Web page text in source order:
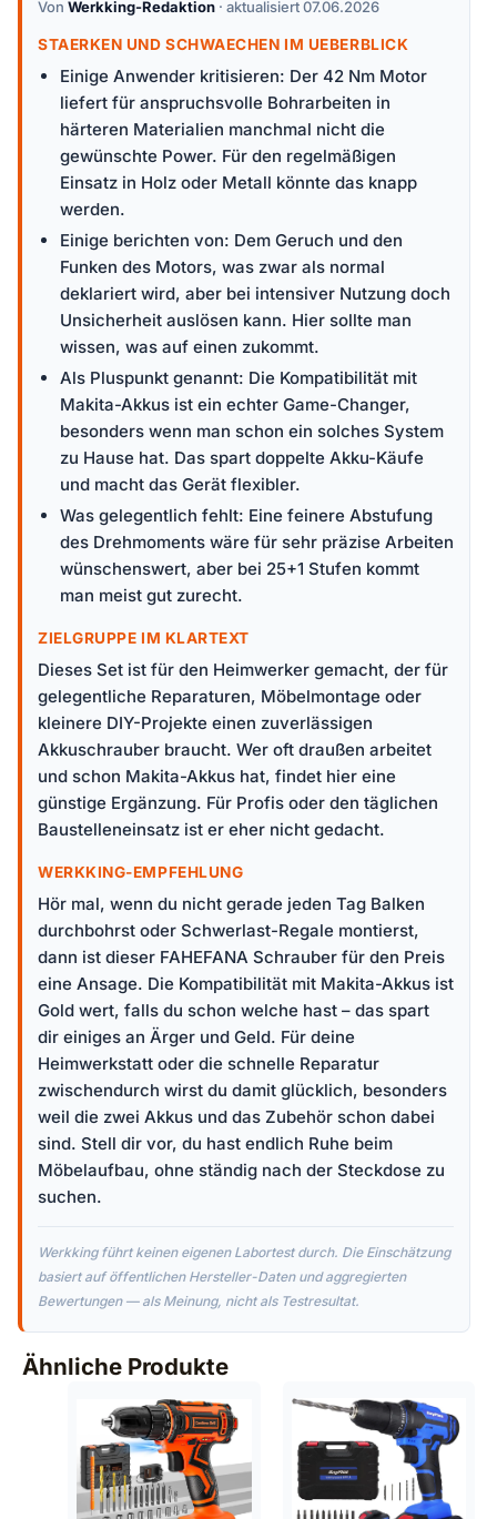
Von Werkking-Redaktion · aktualisiert 07.06.2026
STAERKEN UND SCHWAECHEN IM UEBERBLICK
Einige Anwender kritisieren: Der 42 Nm Motor
liefert für anspruchsvolle Bohrarbeiten in
härteren Materialien manchmal nicht die
gewünschte Power. Für den regelmäßigen
Einsatz in Holz oder Metall könnte das knapp
werden.
Einige berichten von: Dem Geruch und den
Funken des Motors, was zwar als normal
deklariert wird, aber bei intensiver Nutzung doch
Unsicherheit auslösen kann. Hier sollte man
wissen, was auf einen zukommt.
Als Pluspunkt genannt: Die Kompatibilität mit
Makita-Akkus ist ein echter Game-Changer,
besonders wenn man schon ein solches System
zu Hause hat. Das spart doppelte Akku-Käufe
und macht das Gerät flexibler.
Was gelegentlich fehlt: Eine feinere Abstufung
des Drehmoments wäre für sehr präzise Arbeiten
wünschenswert, aber bei 25+1 Stufen kommt
man meist gut zurecht.
ZIELGRUPPE IM KLARTEXT
Dieses Set ist für den Heimwerker gemacht, der für
gelegentliche Reparaturen, Möbelmontage oder
kleinere DIY-Projekte einen zuverlässigen
Akkuschrauber braucht. Wer oft draußen arbeitet
und schon Makita-Akkus hat, findet hier eine
günstige Ergänzung. Für Profis oder den täglichen
Baustelleneinsatz ist er eher nicht gedacht.
WERKKING-EMPFEHLUNG
Hör mal, wenn du nicht gerade jeden Tag Balken
durchbohrst oder Schwerlast-Regale montierst,
dann ist dieser FAHEFANA Schrauber für den Preis
eine Ansage. Die Kompatibilität mit Makita-Akkus ist
Gold wert, falls du schon welche hast – das spart
dir einiges an Ärger und Geld. Für deine
Heimwerkstatt oder die schnelle Reparatur
zwischendurch wirst du damit glücklich, besonders
weil die zwei Akkus und das Zubehör schon dabei
sind. Stell dir vor, du hast endlich Ruhe beim
Möbelaufbau, ohne ständig nach der Steckdose zu
suchen.
Werkking führt keinen eigenen Labortest durch. Die Einschätzung
basiert auf öffentlichen Hersteller-Daten und aggregierten
Bewertungen — als Meinung, nicht als Testresultat.
Ähnliche Produkte